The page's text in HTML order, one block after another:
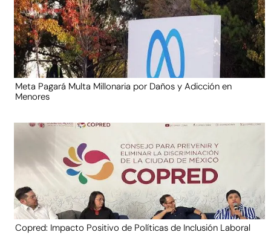
Meta Pagará Multa Millonaria por Daños y Adicción en
Menores
Copred: Impacto Positivo de Políticas de Inclusión Laboral